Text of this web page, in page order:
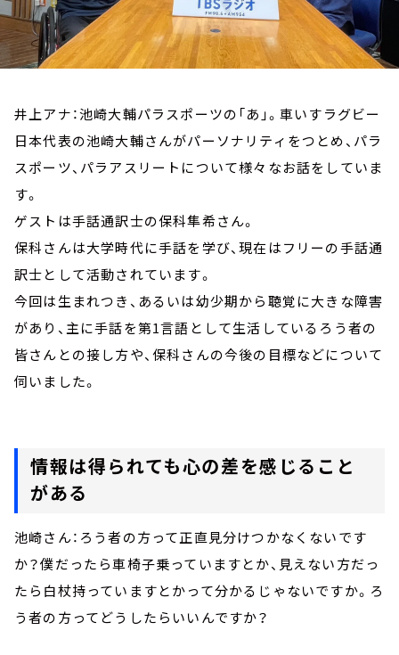
井上アナ：池崎大輔パラスポーツの「あ」。車いすラグビー
日本代表の池崎大輔さんがパーソナリティをつとめ、パラ
スポーツ、パラアスリートについて様々なお話をしていま
す。
ゲストは手話通訳士の保科隼希さん。
保科さんは大学時代に手話を学び、現在はフリーの手話通
訳士として活動されています。
今回は生まれつき、あるいは幼少期から聴覚に大きな障害
があり、主に手話を第1言語として生活しているろう者の
皆さんとの接し方や、保科さんの今後の目標などについて
伺いました。
情報は得られても心の差を感じること
がある
池崎さん：ろう者の方って正直見分けつかなくないです
か？僕だったら車椅子乗っていますとか、見えない方だっ
たら白杖持っていますとかって分かるじゃないですか。ろ
う者の方ってどうしたらいいんですか？